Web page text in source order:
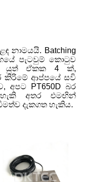
නාමයයි. Batching
පැටවුම් කොටුව
යුත් ඒකක 4 ක්,
කිරිමේ ආප්පයේ සවි
අපට PT650D බර
අතර එමඟින්
දැකගත හැකිය.